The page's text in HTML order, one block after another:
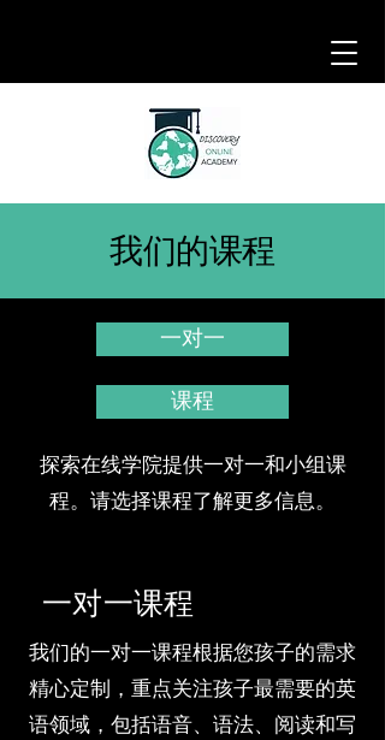
我们的课程
一对一
课程
探索在线学院提供一对一和小组课
程。请选择课程了解更多信息。
一对一课程
我们的一对一课程根据您孩子的需求
精心定制，重点关注孩子最需要的英
语领域，包括语音、语法、阅读和写